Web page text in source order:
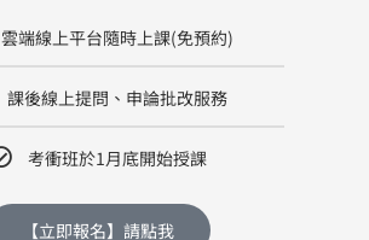
雲端線上平台隨時上課(免預約)
課後線上提問、申論批改服務
考衝班於1月底開始授課
【立即報名】請點我